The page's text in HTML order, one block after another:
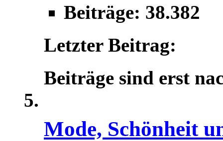
Beiträge: 38.382
Letzter Beitrag:
Beiträge sind erst
Mode, Schönheit